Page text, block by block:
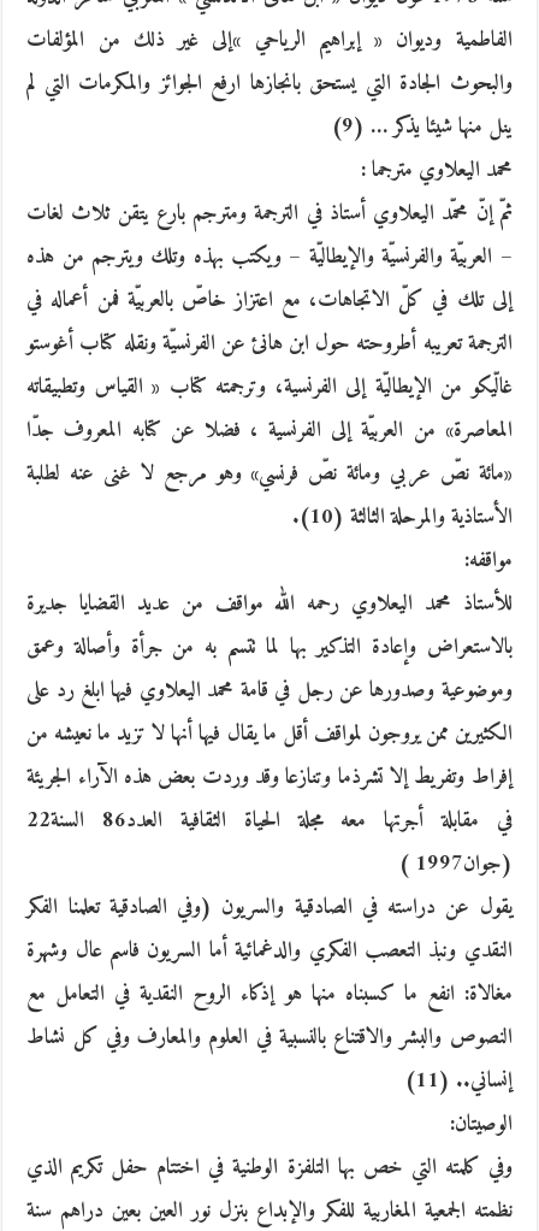
الفاطمية وديوان « إبراهيم الرياحي »إلى غير ذلك من المؤلفات
والبحوث الجادة التي يستحق بانجازها ارفع الجوائز والمكرمات التي لم
ينل منها شيئا يذكر … (9)
محمد اليعلاوي مترجما :
ثمّ إنّ محمّد اليعلاوي أستاذ في الترجمة ومترجم بارع يتقن ثلاث لغات
– العربيّة والفرنسيّة والإيطاليّة – ويكتب بهذه وتلك ويترجم من هذه
إلى تلك في كلّ الاتجاهات، مع اعتزاز خاصّ بالعربيّة فمن أعماله في
الترجمة تعريبه أطروحته حول ابن هانئ عن الفرنسيّة ونقله كتاب أغوستو
غالّيكو من الإيطاليّة إلى الفرنسية، وترجمته كتاب « القياس وتطبيقاته
المعاصرة» من العربيّة إلى الفرنسية ، فضلا عن كتابه المعروف جدّا
«مائة نصّ عربي ومائة نصّ فرنسي» وهو مرجع لا غنى عنه لطلبة
الأستاذية والمرحلة الثالثة (10).
مواقفه:
للأستاذ محمد اليعلاوي رحمه الله مواقف من عديد القضايا جديرة
بالاستعراض وإعادة التذكير بها لما تتسم به من جرأة وأصالة وعمق
وموضوعية وصدورها عن رجل في قامة محمد اليعلاوي فيها ابلغ رد على
الكثيرين ممن يروجون لمواقف أقل ما يقال فيها أنها لا تزيد ما نعيشه من
إفراط وتفريط إلا تشرذما وتنازعا وقد وردت بعض هذه الآراء الجريئة
في مقابلة أجرتها معه مجلة الحياة الثقافية العدد86 السنة22
(جوان1997 )
يقول عن دراسته في الصادقية والسريون (وفي الصادقية تعلمنا الفكر
النقدي ونبذ التعصب الفكري والدغمائية أما السريون فاسم عال وشهرة
مغالاة: انفع ما كسبناه منها هو إذكاء الروح النقدية في التعامل مع
النصوص والبشر والاقتناع بالنسبية في العلوم والمعارف وفي كل نشاط
إنساني.. (11)
الوصيتان:
وفي كلمته التي خص بها التلفزة الوطنية في اختتام حفل تكريم الذي
نظمته الجمعية المغاربية للفكر والإبداع بنزل نور العين بعين دراهم سنة